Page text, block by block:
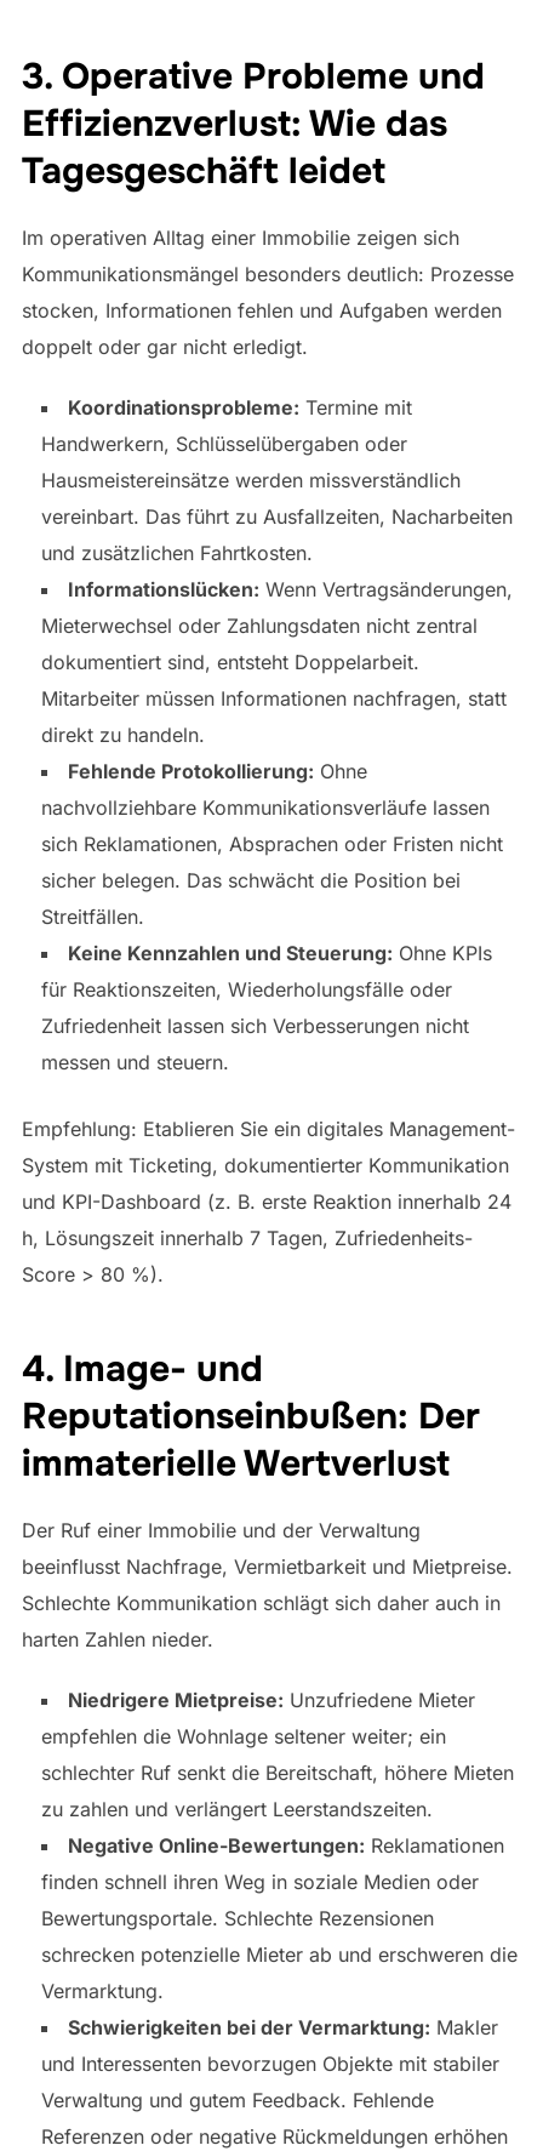
3. Operative Probleme und
Effizienzverlust: Wie das
Tagesgeschäft leidet
Im operativen Alltag einer Immobilie zeigen sich
Kommunikationsmängel besonders deutlich: Prozesse
stocken, Informationen fehlen und Aufgaben werden
doppelt oder gar nicht erledigt.
Koordinationsprobleme: Termine mit
Handwerkern, Schlüsselübergaben oder
Hausmeistereinsätze werden missverständlich
vereinbart. Das führt zu Ausfallzeiten, Nacharbeiten
und zusätzlichen Fahrtkosten.
Informationslücken: Wenn Vertragsänderungen,
Mieterwechsel oder Zahlungsdaten nicht zentral
dokumentiert sind, entsteht Doppelarbeit.
Mitarbeiter müssen Informationen nachfragen, statt
direkt zu handeln.
Fehlende Protokollierung: Ohne
nachvollziehbare Kommunikationsverläufe lassen
sich Reklamationen, Absprachen oder Fristen nicht
sicher belegen. Das schwächt die Position bei
Streitfällen.
Keine Kennzahlen und Steuerung: Ohne KPIs
für Reaktionszeiten, Wiederholungsfälle oder
Zufriedenheit lassen sich Verbesserungen nicht
messen und steuern.
Empfehlung: Etablieren Sie ein digitales Management-
System mit Ticketing, dokumentierter Kommunikation
und KPI-Dashboard (z. B. erste Reaktion innerhalb 24
h, Lösungszeit innerhalb 7 Tagen, Zufriedenheits-
Score > 80 %).
4. Image- und
Reputationseinbußen: Der
immaterielle Wertverlust
Der Ruf einer Immobilie und der Verwaltung
beeinflusst Nachfrage, Vermietbarkeit und Mietpreise.
Schlechte Kommunikation schlägt sich daher auch in
harten Zahlen nieder.
Niedrigere Mietpreise: Unzufriedene Mieter
empfehlen die Wohnlage seltener weiter; ein
schlechter Ruf senkt die Bereitschaft, höhere Mieten
zu zahlen und verlängert Leerstandszeiten.
Negative Online-Bewertungen: Reklamationen
finden schnell ihren Weg in soziale Medien oder
Bewertungsportale. Schlechte Rezensionen
schrecken potenzielle Mieter ab und erschweren die
Vermarktung.
Schwierigkeiten bei der Vermarktung: Makler
und Interessenten bevorzugen Objekte mit stabiler
Verwaltung und gutem Feedback. Fehlende
Referenzen oder negative Rückmeldungen erhöhen